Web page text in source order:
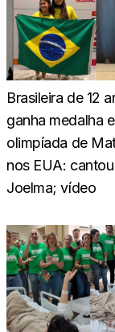
Brasileira de 12
ganha medalha
olimpíada de
nos EUA: cantou
Joelma; vídeo